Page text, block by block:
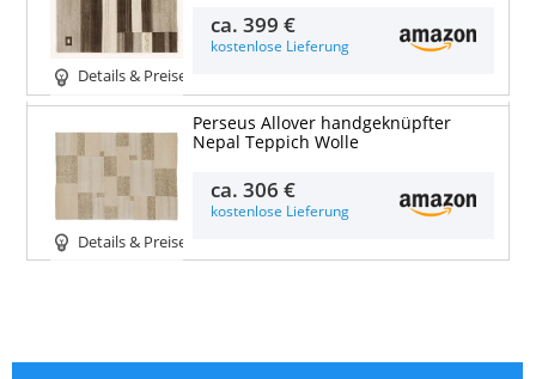
Details & Preise
ca.399 €
kostenlose Lieferung
Details & Preise
Perseus Allover handgeknüpfter
Nepal Teppich Wolle
ca.306 €
kostenlose Lieferung